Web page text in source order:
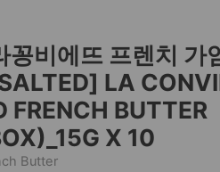
비에뜨 프렌치 가
LA
FRENCH BUTTER
X 10
Butter